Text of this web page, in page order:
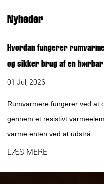
Nyheder
Hvordan fungerer
og sikker brug af en bærbar
01 Jul, 2026
Rumvarmere fungerer ved at
gennem et resistivt
varme enten ved at udstrå...
LÆS MERE